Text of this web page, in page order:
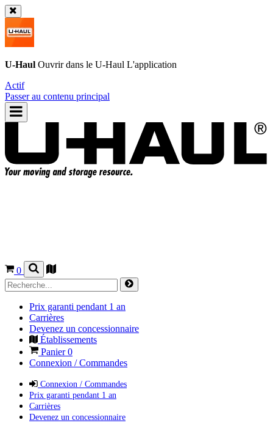
U-Haul Ouvrir dans le U-Haul L'application
Actif
Passer au contenu principal
0
Prix garanti pendant 1 an
Carrières
Devenez un concessionnaire
Établissements
Panier0
Connexion / Commandes
Connexion / Commandes
Prix garanti pendant 1 an
Carrières
Devenez un concessionnaire